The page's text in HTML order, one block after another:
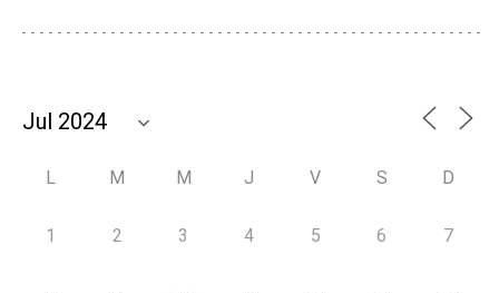
L M M J V S D
1 2 3 4 5 6 7